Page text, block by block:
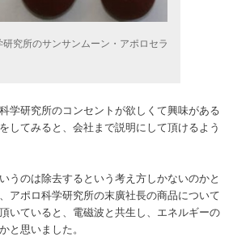
研究所のサンサンムーン・アポロセラ
学研究所のコンセントが欲しくて興味がある
してみると、会社まで説明にして頂けるよう
うのは除去するという考え方しかないのかと
アポロ科学研究所の末廣社長の商品について
いていると、電磁波と共生し、エネルギーの
と思いました。